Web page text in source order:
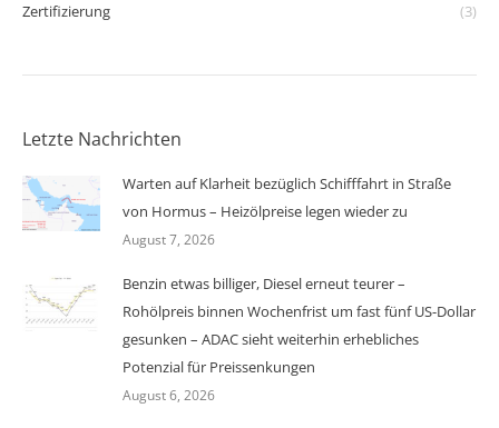
Zertifizierung
(3)
Letzte Nachrichten
Warten auf Klarheit bezüglich Schifffahrt in Straße
von Hormus – Heizölpreise legen wieder zu
August 7, 2026
Benzin etwas billiger, Diesel erneut teurer –
Rohölpreis binnen Wochenfrist um fast fünf US-Dollar
gesunken – ADAC sieht weiterhin erhebliches
Potenzial für Preissenkungen
August 6, 2026